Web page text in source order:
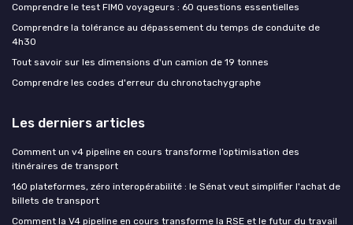
Comprendre le test FIMO voyageurs : 60 questions essentielles
Comprendre la tolérance au dépassement du temps de conduite de
4h30
Tout savoir sur les dimensions d'un camion de 19 tonnes
Comprendre les codes d'erreur du chronotachygraphe
Les derniers articles
Comment un v4 pipeline en cours transforme l’optimisation des
itinéraires de transport
160 plateformes, zéro interopérabilité : le Sénat veut simplifier l'achat de
billets de transport
Comment la V4 pipeline en cours transforme la RSE et le futur du travail